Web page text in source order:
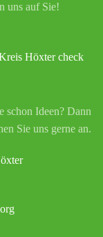
uns auf Sie!
schon Ideen? Dann
Sie uns gerne an.